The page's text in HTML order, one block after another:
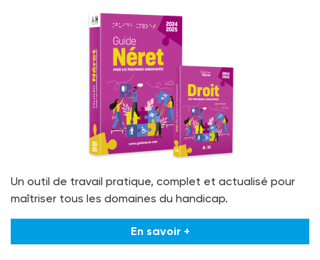
Un outil de travail pratique, complet et actualisé pour
maîtriser tous les domaines du handicap.
En savoir +